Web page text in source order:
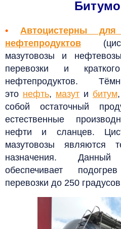
•
Автоцистерны
нефтепродуктов
мазутовозы и
перевозки и
нефтепродуктов.
это нефть, мазут и битум
собой остаточный
естественные
нефти и сланцев.
мазутовозы являются
назначения.
обеспечивает
перевозки до 250